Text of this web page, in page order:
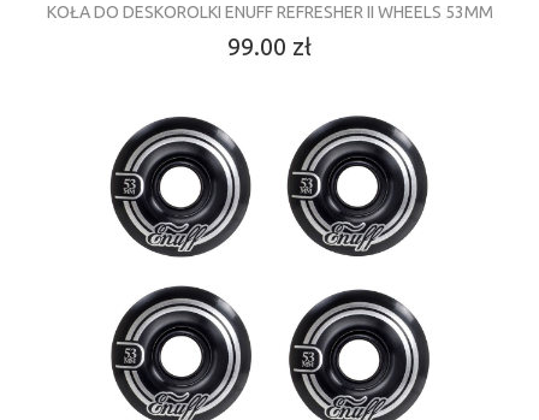
KOŁA DO DESKOROLKI ENUFF REFRESHER II WHEELS 53MM
99.00 zł